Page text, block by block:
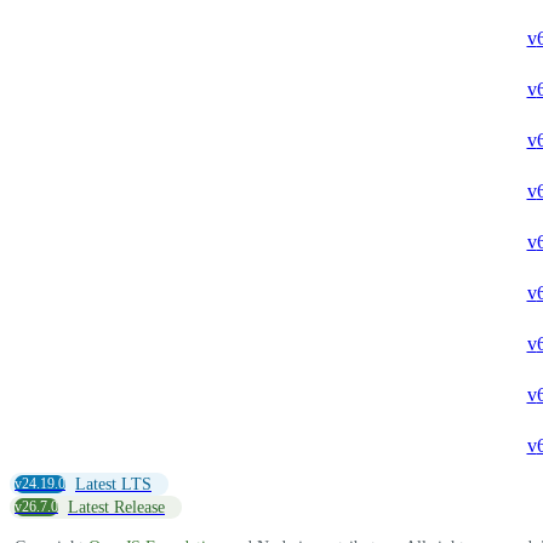
v
v
v
v
v
v
v
v
v
v24.19.0 Latest LTS
v26.7.0 Latest Release